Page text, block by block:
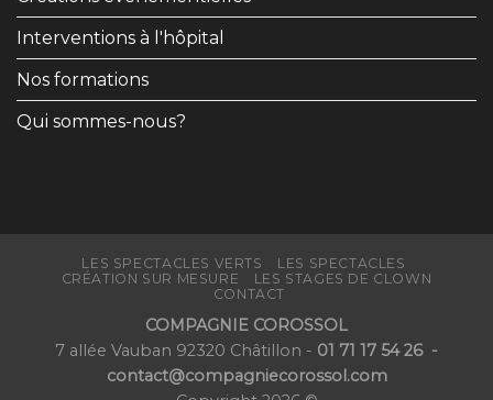
Interventions à l'hôpital
Nos formations
Qui sommes-nous?
LES SPECTACLES VERTS
LES SPECTACLES
CRÉATION SUR MESURE
LES STAGES DE CLOWN
CONTACT
COMPAGNIE COROSSOL
7 allée Vauban 92320 Châtillon - 01 71 17 54 26 -
contact@compagniecorossol.com